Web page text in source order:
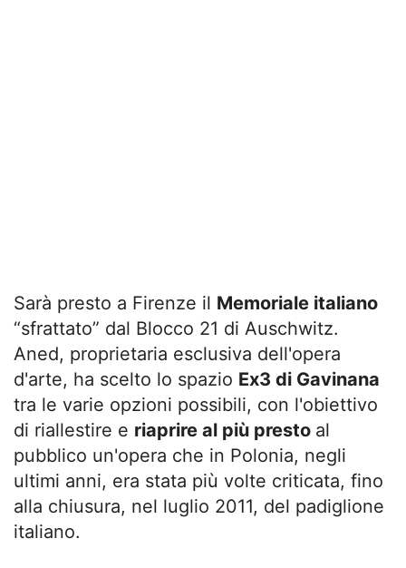
Sarà presto a Firenze il Memoriale italiano
“sfrattato” dal Blocco 21 di Auschwitz.
Aned, proprietaria esclusiva dell'opera
d'arte, ha scelto lo spazio Ex3 di Gavinana
tra le varie opzioni possibili, con l'obiettivo
di riallestire e riaprire al più presto al
pubblico un'opera che in Polonia, negli
ultimi anni, era stata più volte criticata, fino
alla chiusura, nel luglio 2011, del padiglione
italiano.